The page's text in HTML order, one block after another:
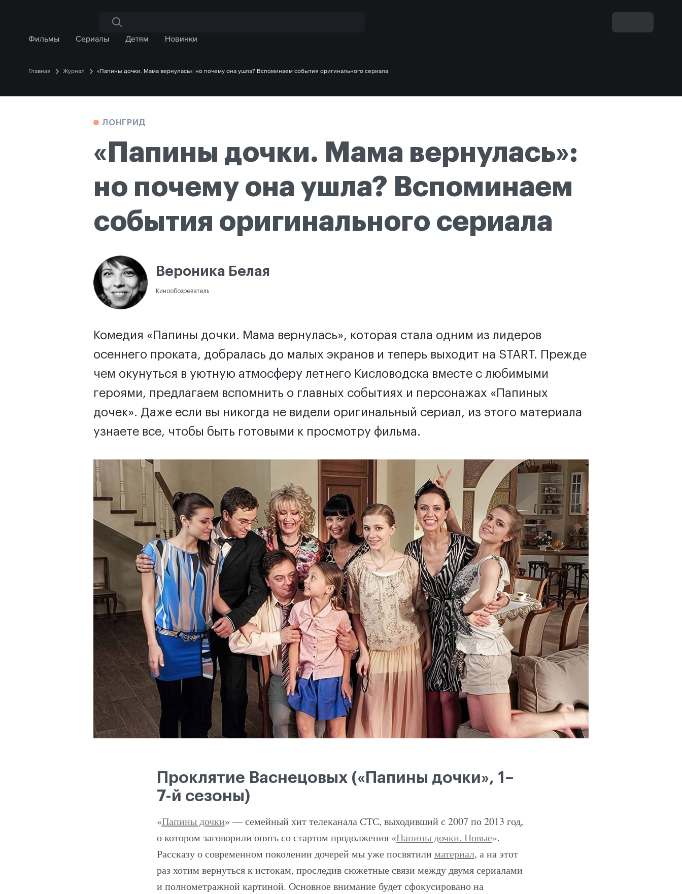
Поиск по сайту
Фильмы Сериалы Детям Новинки
Главная Журнал «Папины дочки. Мама вернулась»: но почему она ушла? Вспоминаем события оригинального сериала
ЛОНГРИД
«Папины дочки. Мама вернулась»:
но почему она ушла? Вспоминаем
события оригинального сериала
Вероника Белая
Кинообозреватель
Комедия «Папины дочки. Мама вернулась», которая стала одним из лидеров
осеннего проката, добралась до малых экранов и теперь выходит на START. Прежде
чем окунуться в уютную атмосферу летнего Кисловодска вместе с любимыми
героями, предлагаем вспомнить о главных событиях и персонажах «Папиных
дочек». Даже если вы никогда не видели оригинальный сериал, из этого материала
узнаете все, чтобы быть готовыми к просмотру фильма.
Проклятие Васнецовых («Папины дочки», 1–
7-й сезоны)
«Папины дочки» — семейный хит телеканала СТС, выходивший с 2007 по 2013 год,
о котором заговорили опять со стартом продолжения «Папины дочки. Новые».
Рассказу о современном поколении дочерей мы уже посвятили материал, а на этот
раз хотим вернуться к истокам, проследив сюжетные связи между двумя сериалами
и полнометражной картиной. Основное внимание будет сфокусировано на